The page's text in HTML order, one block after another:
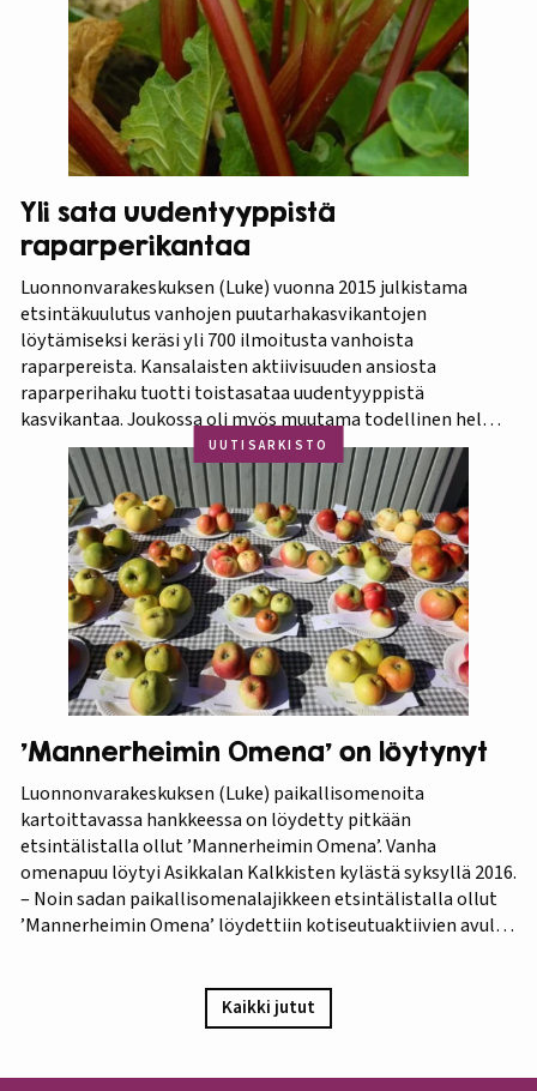
Yli sata uudentyyppistä
raparperikantaa
Luonnonvarakeskuksen (Luke) vuonna 2015 julkistama
etsintäkuulutus vanhojen puutarhakasvikantojen
löytämiseksi keräsi yli 700 ilmoitusta vanhoista
raparpereista. Kansalaisten aktiivisuuden ansiosta
raparperihaku tuotti toistasataa uudentyyppistä
kasvikantaa. Joukossa oli myös muutama todellinen helmi.
Koko aineistosta jatkotutkimuksiin pääsi 375 kasvia, joista
60 prosenttia osoittautui vihreä-punavartiseksi Victoria-
lajikkeeksi. Raparperitutkimus dokumentoitiin vaihe
vaiheelta elokuvaksi ”Raparperin kadonneita geenejä
etsimässä”. Elokuvan ensiesitys ja tutkimustulosten
julkistus…
UUTISARKISTO
’Mannerheimin Omena’ on löytynyt
Luonnonvarakeskuksen (Luke) paikallisomenoita
kartoittavassa hankkeessa on löydetty pitkään
etsintälistalla ollut ’Mannerheimin Omena’. Vanha
omenapuu löytyi Asikkalan Kalkkisten kylästä syksyllä 2016.
– Noin sadan paikallisomenalajikkeen etsintälistalla ollut
’Mannerheimin Omena’ löydettiin kotiseutuaktiivien avulla.
vastaa Puutarha-lehden vuosien 1921 ja 1931 kuvauksia,
iloitsee tutkija Maarit Heinonen Lukesta.…
Kaikki jutut